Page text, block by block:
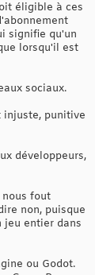
éligible à ces
signifie qu'un
lorsqu'il est
sociaux.
injuste, punitive
développeurs,
nous fout
non, puisque
jeu entier dans
ou Godot.